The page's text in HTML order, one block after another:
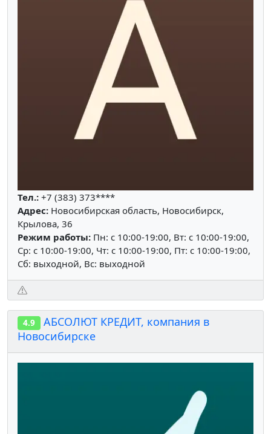
Тел.: +7 (383) 373****
Адрес: Новосибирская область, Новосибирск,
Крылова, 36
Режим работы: Пн: c 10:00-19:00, Вт: c 10:00-19:00,
Ср: c 10:00-19:00, Чт: c 10:00-19:00, Пт: c 10:00-19:00,
Сб: выходной, Вс: выходной
4.9
АБСОЛЮТ КРЕДИТ, компания в
Новосибирске